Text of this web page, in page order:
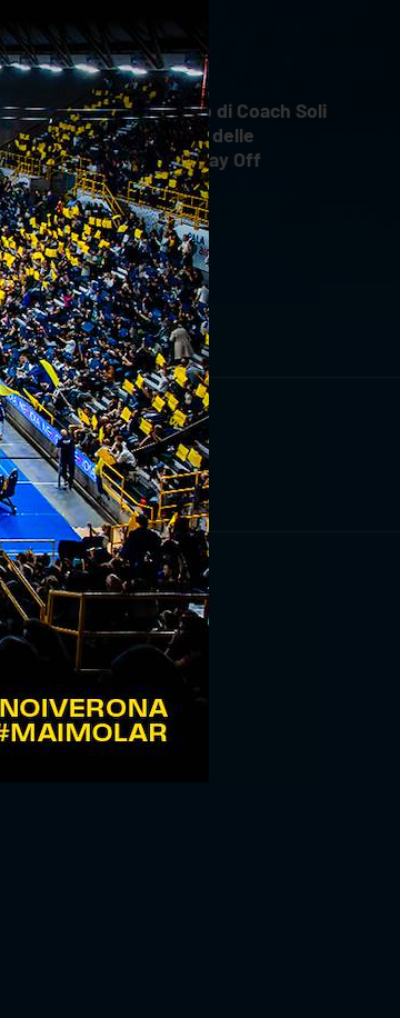
INTERVIEWS
18 aprile 2026
Il commento di Coach Soli
dopo Gara 4 delle
Semifinali Play Off